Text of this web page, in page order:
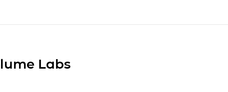
Labs